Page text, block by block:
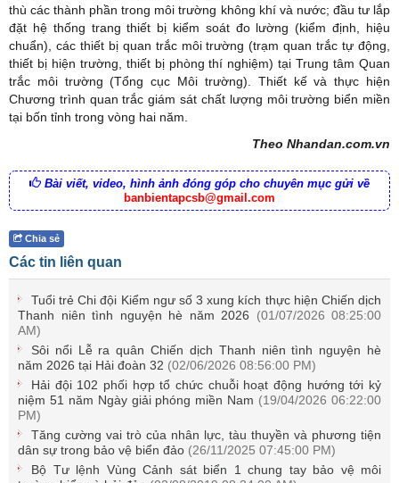
thù các thành phần trong môi trường không khí và nước; đầu tư lắp
đặt hệ thống trang thiết bị kiểm soát đo lường (kiểm định, hiệu
chuẩn), các thiết bị quan trắc môi trường (trạm quan trắc tự động,
thiết bị hiện trường, thiết bị phòng thí nghiệm) tại Trung tâm Quan
trắc môi trường (Tổng cục Môi trường). Thiết kế và thực hiện
Chương trình quan trắc giám sát chất lượng môi trường biển miền
tại bốn tỉnh trong vòng hai năm.
Theo Nhandan.com.vn
Bài viết, video, hình ảnh đóng góp cho chuyên mục gửi về
banbientapcsb@gmail.com
Chia sẻ
Các tin liên quan
Tuổi trẻ Chi đội Kiểm ngư số 3 xung kích thực hiện Chiến dịch
Thanh niên tình nguyện hè năm 2026 (01/07/2026 08:25:00
AM)
Sôi nổi Lễ ra quân Chiến dịch Thanh niên tình nguyện hè
năm 2026 tại Hải đoàn 32 (02/06/2026 08:56:00 PM)
Hải đội 102 phối hợp tổ chức chuỗi hoạt động hướng tới kỷ
niệm 51 năm Ngày giải phóng miền Nam (19/04/2026 06:22:00
PM)
Tăng cường vai trò của nhân lực, tàu thuyền và phương tiện
dân sự trong bảo vệ biển đảo (26/11/2025 07:45:00 PM)
Bộ Tư lệnh Vùng Cảnh sát biển 1 chung tay bảo vệ môi